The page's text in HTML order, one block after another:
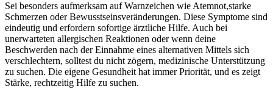
Sei besonders aufmerksam auf Warnzeichen wie Atemnot,starke
Schmerzen oder Bewusstseinsveränderungen. Diese⁣ Symptome sind
eindeutig und erfordern sofortige ärztliche Hilfe. Auch bei
unerwarteten allergischen Reaktionen ‍oder wenn deine
Beschwerden nach der ‍Einnahme eines⁢ alternativen Mittels sich‍
verschlechtern, solltest du nicht zögern, medizinische Unterstützung
zu suchen. Die eigene Gesundheit hat immer⁣ Priorität, und es ⁣zeigt
Stärke, rechtzeitig Hilfe zu suchen.